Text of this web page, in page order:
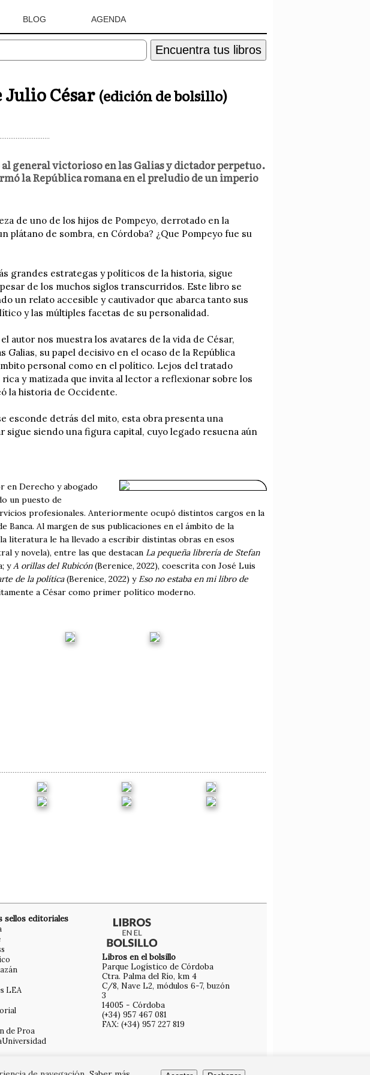
BLOG AGENDA
Encuentra tus libros
Julio César (edición de bolsillo)
general victorioso en las Galias y dictador perpetuo.
la República romana en el preludio de un imperio
de uno de los hijos de Pompeyo, derrotado en la
plátano de sombra, en Córdoba? ¿Que Pompeyo fue su
grandes estrategas y políticos de la historia, sigue
de los muchos siglos transcurridos. Este libro se
un relato accesible y cautivador que abarca tanto sus
y las múltiples facetas de su personalidad.
autor nos muestra los avatares de la vida de César,
su papel decisivo en el ocaso de la República
personal como en el político. Lejos del tratado
y matizada que invita al lector a reflexionar sobre los
la historia de Occidente.
esconde detrás del mito, esta obra presenta una
siendo una figura capital, cuyo legado resuena aún
en Derecho y abogado
un puesto de
profesionales. Anteriormente ocupó distintos cargos en la
Banca. Al margen de sus publicaciones en el ámbito de la
literatura le ha llevado a escribir distintas obras en esos
y novela), entre las que destacan La pequeña librería de Stefan
yA orillas del Rubicón(Berenice, 2022), coescrita con José Luis
de la política(Berenice, 2022) y Eso no estaba en mi libro de
a César como primer político moderno.
sellos editoriales
LEA
de Proa
Libros en el bolsillo
Parque Logístico de Córdoba
Ctra. Palma del Río, km 4
C/8, Nave L2, módulos 6-7, buzón
3
14005 - Córdoba
(+34) 957 467 081
FAX: (+34) 957 227 819